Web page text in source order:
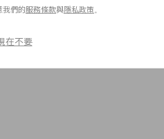
我們的服務條款與隱私政策
在不要